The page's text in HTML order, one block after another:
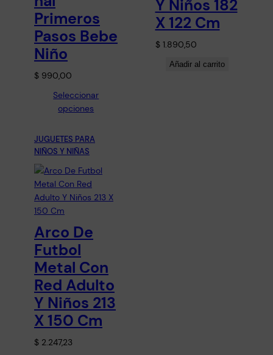
Primeros
Pasos Bebe
Niño
$ 990,00
Seleccionar
opciones
Y Niños 182
X 122 Cm
$1.890,50
Añadir al carrito
JUGUETES PARA
NIÑOS Y NIÑAS
Arco De
Futbol
Metal Con
Red Adulto
Y Niños 213
X 150 Cm
$ 2.247,23